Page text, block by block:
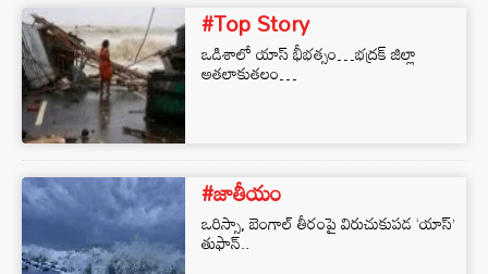
#Top Story
ఒడిశాలో యాస్ భీభ‌త్సం…భ‌ద్ర‌క్ జిల్లా
అతలాకుత‌లం…
#జాతీయం
ఒరిస్సా, బెంగాల్ తీరంపై విరుచుకుపడ ‘యాస్’
తుఫాన్..